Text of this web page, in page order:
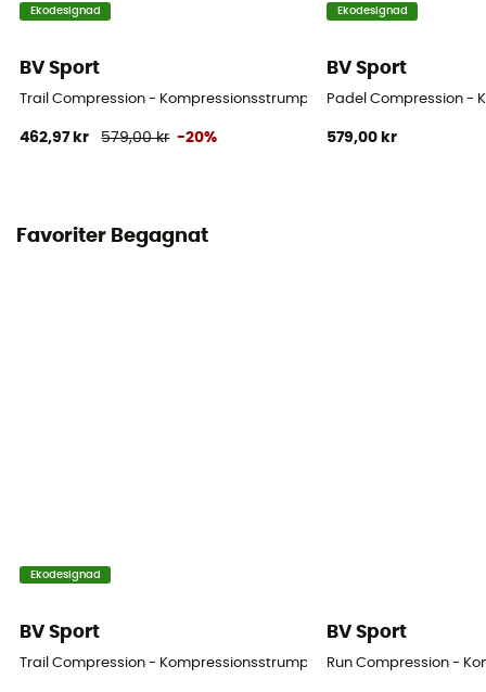
Ekodesignad
BV Sport
Trail Compression - Kompressionsstrumpor
462,97 kr 579,00 kr -20%
Ekodesignad
BV Sport
Padel Compression -
579,00 kr
Favoriter Begagnat
Ekodesignad
BV Sport
Trail Compression - Kompressionsstrumpor
BV Sport
Run Compression -